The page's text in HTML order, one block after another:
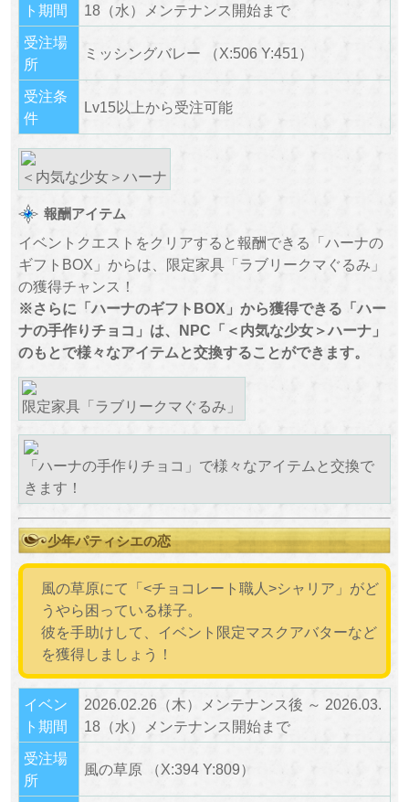
ト期間
18（水）メンテナンス開始まで
受注場
所
ミッシングバレー （X:506 Y:451）
受注条
件
Lv15以上から受注可能
＜内気な少女＞ハーナ
報酬アイテム
イベントクエストをクリアすると報酬できる「ハーナの
ギフトBOX」からは、限定家具「ラブリークマぐるみ」
の獲得チャンス！
※さらに「ハーナのギフトBOX」から獲得できる「ハー
ナの手作りチョコ」は、NPC「＜内気な少女＞ハーナ」
のもとで様々なアイテムと交換することができます。
限定家具「ラブリークマぐるみ」
「ハーナの手作りチョコ」で様々なアイテムと交換で
きます！
少年パティシエの恋
風の草原にて「<チョコレート職人>シャリア」がど
うやら困っている様子。
彼を手助けして、イベント限定マスクアバターなど
を獲得しましょう！
イベン
ト期間
2026.02.26（木）メンテナンス後 ～ 2026.03.
18（水）メンテナンス開始まで
受注場
所
風の草原 （X:394 Y:809）